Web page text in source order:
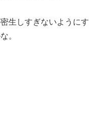
生しすぎないようにす
。